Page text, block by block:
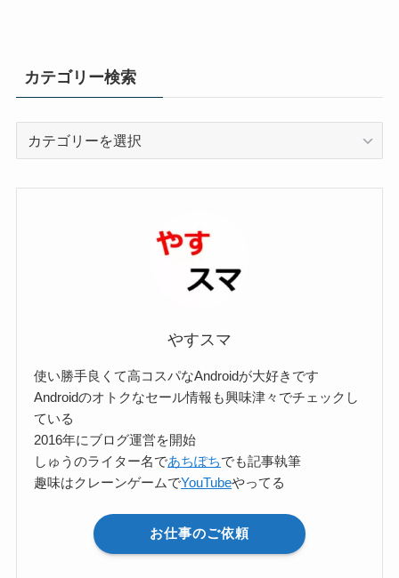
カテゴリー検索
やすスマ
使い勝手良くて高コスパなAndroidが大好きです
Androidのオトクなセール情報も興味津々でチェックし
ている
2016年にブログ運営を開始
しゅうのライター名であちぽちでも記事執筆
趣味はクレーンゲームでYouTubeやってる
お仕事のご依頼